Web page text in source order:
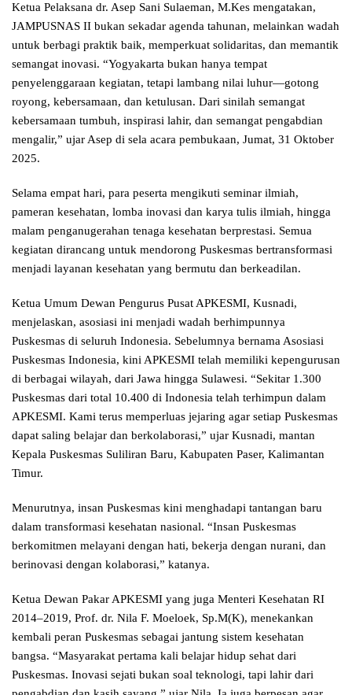
Ketua Pelaksana dr. Asep Sani Sulaeman, M.Kes mengatakan,
JAMPUSNAS II bukan sekadar agenda tahunan, melainkan wadah
untuk berbagi praktik baik, memperkuat solidaritas, dan memantik
semangat inovasi. “Yogyakarta bukan hanya tempat
penyelenggaraan kegiatan, tetapi lambang nilai luhur—gotong
royong, kebersamaan, dan ketulusan. Dari sinilah semangat
kebersamaan tumbuh, inspirasi lahir, dan semangat pengabdian
mengalir,” ujar Asep di sela acara pembukaan, Jumat, 31 Oktober
2025.
Selama empat hari, para peserta mengikuti seminar ilmiah,
pameran kesehatan, lomba inovasi dan karya tulis ilmiah, hingga
malam penganugerahan tenaga kesehatan berprestasi. Semua
kegiatan dirancang untuk mendorong Puskesmas bertransformasi
menjadi layanan kesehatan yang bermutu dan berkeadilan.
Ketua Umum Dewan Pengurus Pusat APKESMI, Kusnadi,
menjelaskan, asosiasi ini menjadi wadah berhimpunnya
Puskesmas di seluruh Indonesia. Sebelumnya bernama Asosiasi
Puskesmas Indonesia, kini APKESMI telah memiliki kepengurusan
di berbagai wilayah, dari Jawa hingga Sulawesi. “Sekitar 1.300
Puskesmas dari total 10.400 di Indonesia telah terhimpun dalam
APKESMI. Kami terus memperluas jejaring agar setiap Puskesmas
dapat saling belajar dan berkolaborasi,” ujar Kusnadi, mantan
Kepala Puskesmas Suliliran Baru, Kabupaten Paser, Kalimantan
Timur.
Menurutnya, insan Puskesmas kini menghadapi tantangan baru
dalam transformasi kesehatan nasional. “Insan Puskesmas
berkomitmen melayani dengan hati, bekerja dengan nurani, dan
berinovasi dengan kolaborasi,” katanya.
Ketua Dewan Pakar APKESMI yang juga Menteri Kesehatan RI
2014–2019, Prof. dr. Nila F. Moeloek, Sp.M(K), menekankan
kembali peran Puskesmas sebagai jantung sistem kesehatan
bangsa. “Masyarakat pertama kali belajar hidup sehat dari
Puskesmas. Inovasi sejati bukan soal teknologi, tapi lahir dari